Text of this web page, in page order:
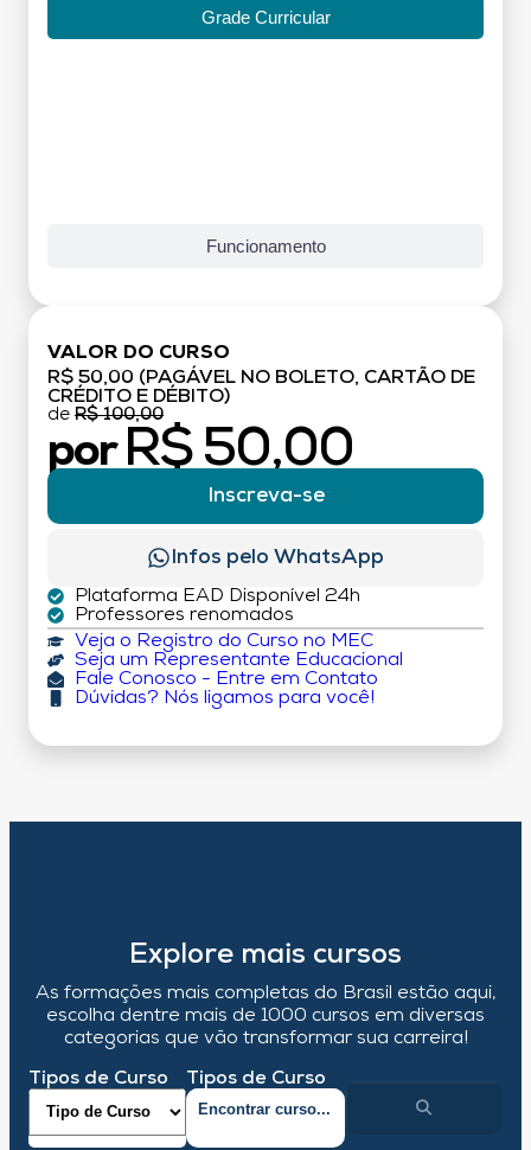
Grade Curricular
Funcionamento
VALOR DO CURSO
R$ 50,00 (PAGÁVEL NO BOLETO, CARTÃO DE
CRÉDITO E DÉBITO)
de R$ 100,00
por R$ 50,00
Inscreva-se
Infos pelo WhatsApp
Plataforma EAD Disponível 24h
Professores renomados
Veja o Registro do Curso no MEC
Seja um Representante Educacional
Fale Conosco - Entre em Contato
Dúvidas? Nós ligamos para você!
Explore mais cursos
As formações mais completas do Brasil estão aqui,
escolha dentre mais de 1000 cursos em diversas
categorias que vão transformar sua carreira!
Tipos de Curso Tipos de Curso